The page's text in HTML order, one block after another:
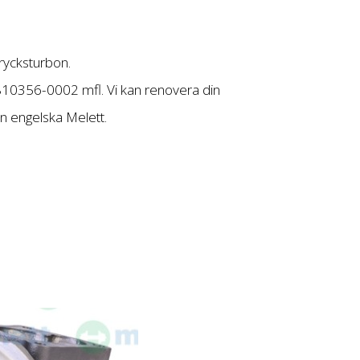
0002 mfl. Vi kan renovera din
engelska Melett.